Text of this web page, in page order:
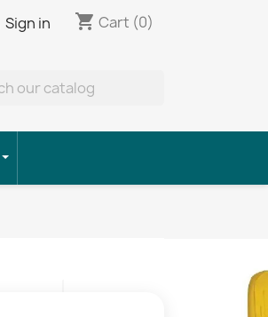
Sign in shopping_cart Cart (0)